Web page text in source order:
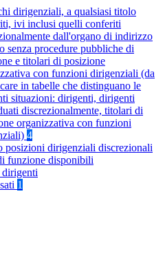
dirigenziali, a qualsiasi titolo
ivi inclusi quelli conferiti
dall'organo di indirizzo
senza procedure pubbliche di
e titolari di posizione
con funzioni dirigenziali (da
in tabelle che distinguano le
situazioni: dirigenti, dirigenti
discrezionalmente, titolari di
organizzativa con funzioni
4
posizioni dirigenziali discrezionali
funzione disponibili
1